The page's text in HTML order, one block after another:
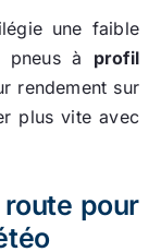
une faible
pneus à profil
rendement sur
plus vite avec
pour